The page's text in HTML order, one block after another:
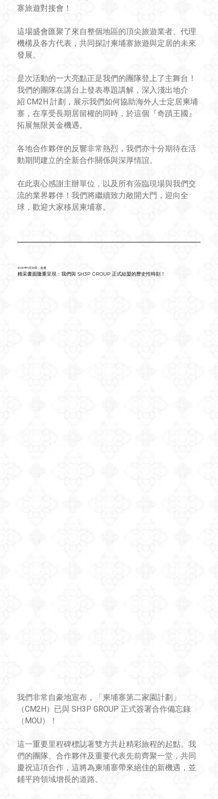
寨旅遊對接會！
這場盛會匯聚了來自整個地區的頂尖旅遊業者、代理
機構及各方代表，共同探討柬埔寨旅遊與定居的未來
發展。
是次活動的一大亮點正是我們的團隊登上了主舞台！
我們的團隊在講台上發表專題講解，深入淺出地介
紹 CM2H 計劃，展示我們如何協助海外人士定居柬埔
寨，在享受長期居留權的同時，於這個『奇蹟王國』
拓展無限黃金機遇。
各地合作夥伴的反響非常熱烈，我們亦十分期待在活
動期間建立的全新合作關係與深厚情誼。
在此衷心感謝主辦單位，以及所有蒞臨現場與我們交
流的業界夥伴！我們將繼續致力敞開大門，迎向全
球，歡迎大家移居柬埔寨。
2026年5月25日，金邊
精采畫面隆重呈現：我們與 SH3P GROUP 正式結盟的歷史性時刻！
我們非常自豪地宣布，「柬埔寨第二家園計劃」
（CM2H）已與 SH3P GROUP 正式簽署合作備忘錄
（MOU）！
這一重要里程碑標誌著雙方共赴精彩旅程的起點。我
們的團隊、合作夥伴及重要代表先前齊聚一堂，共同
慶祝這項合作，這將為柬埔寨帶來絕佳的新機遇，並
鋪平跨領域增長的道路。